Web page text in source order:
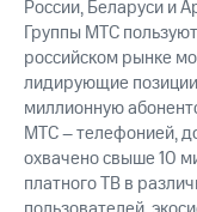
России, Беларуси и
Группы МТС
российском рынке
лидирующие
миллионную
МТС – телефонией,
охвачено свыше 10
платного ТВ в